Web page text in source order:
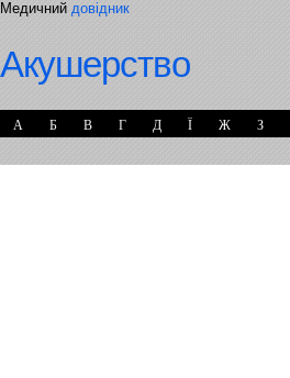
Медичний довідник
Акушерство
А Б В Г Д Ї Ж З